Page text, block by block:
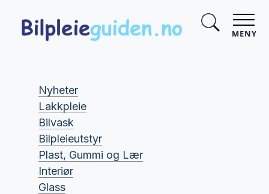
MENY
Nyheter
Lakkpleie
Bilvask
Bilpleieutstyr
Plast, Gummi og Lær
Interiør
Glass